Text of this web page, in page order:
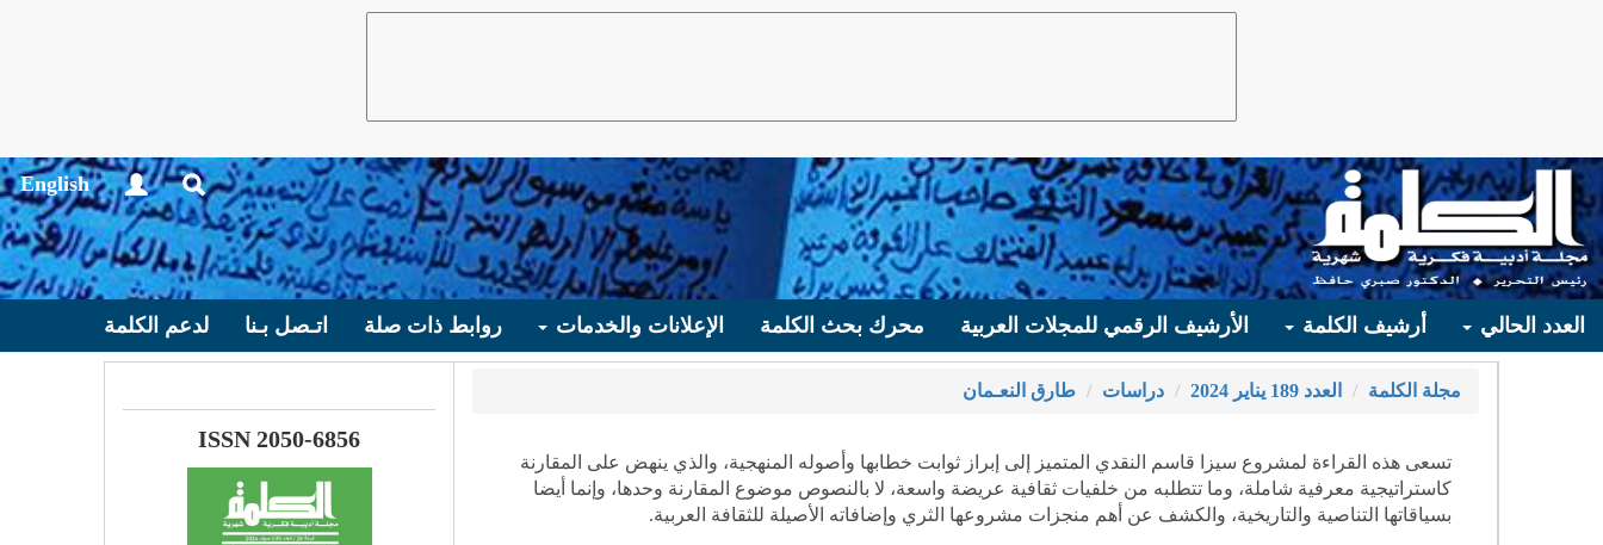
English
العدد الحالي أرشيف الكلمة الأرشيف الرقمي للمجلات العربية محرك بحث الكلمة الإعلانات والخدمات روابط ذات صلة اتـصل بـنا لدعم الكلمة
مجلة الكلمة العدد 189 يناير 2024 دراسات طارق النعـمان
تسعى هذه القراءة لمشروع سيزا قاسم النقدي المتميز إلى إبراز ثوابت خطابها وأصوله المنهجية، والذي ينهض على المقارنة
كاستراتيجية معرفية شاملة، وما تتطلبه من خلفيات ثقافية عريضة واسعة، لا بالنصوص موضوع المقارنة وحدها، وإنما أيضا
بسياقاتها التناصية والتاريخية، والكشف عن أهم منجزات مشروعها الثري وإضافاته الأصيلة للثقافة العربية.
ISSN 2050-6856